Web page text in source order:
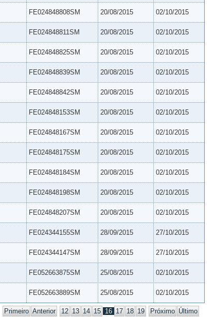
FE024848808SM 20/08/2015 02/10/2015
FE024848811SM 20/08/2015 02/10/2015
FE024848825SM 20/08/2015 02/10/2015
FE024848839SM 20/08/2015 02/10/2015
FE024848842SM 20/08/2015 02/10/2015
FE024848153SM 20/08/2015 02/10/2015
FE024848167SM 20/08/2015 02/10/2015
FE024848175SM 20/08/2015 02/10/2015
FE024848184SM 20/08/2015 02/10/2015
FE024848198SM 20/08/2015 02/10/2015
FE024848207SM 20/08/2015 02/10/2015
FE024344155SM 28/09/2015 27/10/2015
FE024344147SM 28/09/2015 27/10/2015
FE052663875SM 25/08/2015 02/10/2015
FE052663889SM 25/08/2015 02/10/2015
Primeiro Anterior 12 13 14 15 16 17 18 19 Próximo Último